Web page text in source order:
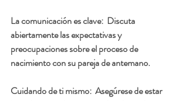
La comunicación es clave:
  Discuta
abiertamente las expectativas y
preocupaciones sobre el proceso de
nacimiento con su pareja de antemano.
Cuidando de ti mismo: Asegúrese de estar